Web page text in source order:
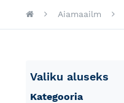
Aiamaailm
to
product
Valiku aluseks
Kategooria